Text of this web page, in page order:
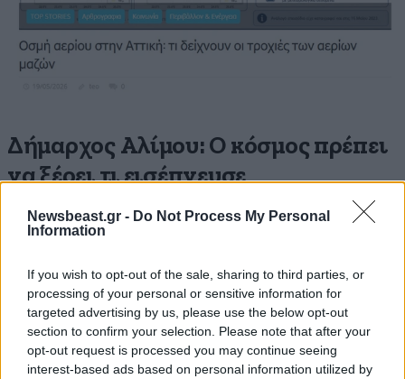
Newsbeast.gr - Do Not Process My Personal
Information
If you wish to opt-out of the sale, sharing to third parties, or
processing of your personal or sensitive information for
targeted advertising by us, please use the below opt-out
section to confirm your selection. Please note that after your
opt-out request is processed you may continue seeing
interest-based ads based on personal information utilized by
Δήμαρχος Αλίμου: Ο κόσμος πρέπει
να ξέρει τι εισέπνευσε
Σύμφωνα με τον δήμαρχο Αλίμου, Ανδρέα Κονδύλη,
«είχαμε μια πολύ μεγάλη αναστάτωση. Πολλές
σχολεία και δημόσιες υπηρεσίες επικράτησε έντονη
ανησυχία». Μιλώντας στην ΕΡΤ, πρόσθεσε πως ο
κόσμος ζητούσε απαντήσεις, ενώ έπαιρνε τηλέφωνο
και ρωτούσε τι έχει συμβεί.